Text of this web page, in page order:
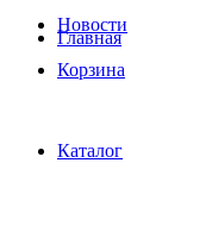
Новости
Корзина
Главная
Каталог